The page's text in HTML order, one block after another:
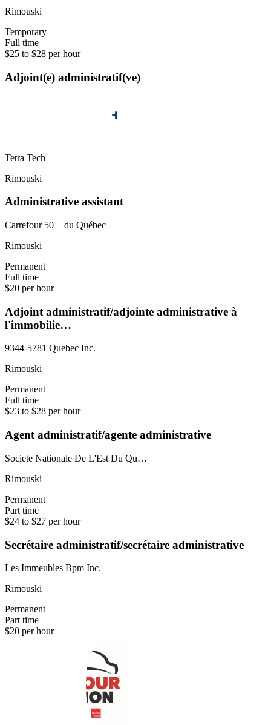
Rimouski
Temporary
Full time
$25 to $28 per hour
Adjoint(e) administratif(ve)
Tetra Tech
Rimouski
Administrative assistant
Carrefour 50 + du Québec
Rimouski
Permanent
Full time
$20 per hour
Adjoint administratif/adjointe administrative à
l'immobilie…
9344-5781 Quebec Inc.
Rimouski
Permanent
Full time
$23 to $28 per hour
Agent administratif/agente administrative
Societe Nationale De L'Est Du Qu…
Rimouski
Permanent
Part time
$24 to $27 per hour
Secrétaire administratif/secrétaire administrative
Les Immeubles Bpm Inc.
Rimouski
Permanent
Part time
$20 per hour